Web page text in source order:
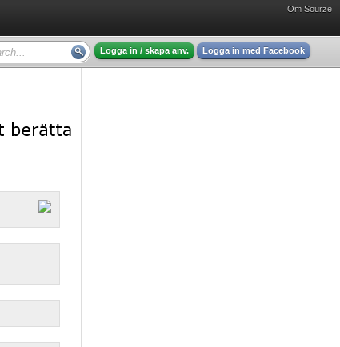
Om Sourze
Logga in / skapa anv. Logga in med Facebook